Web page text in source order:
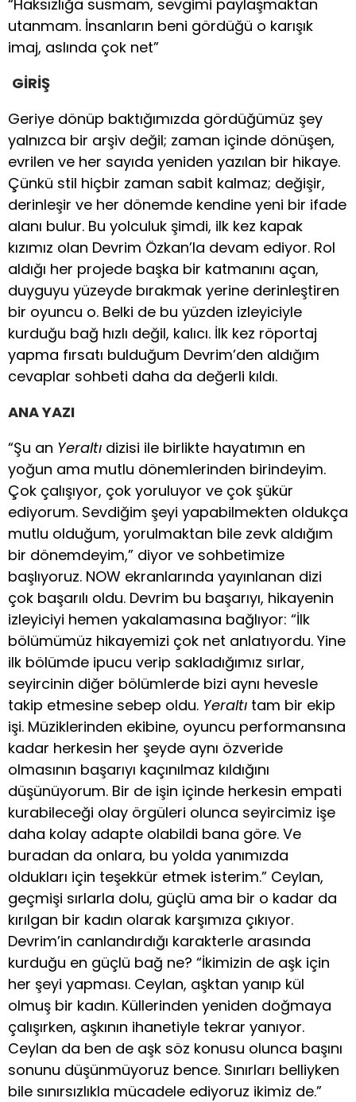
“Haksızlığa susmam, sevgimi paylaşmaktan
utanmam. İnsanların beni gördüğü o karışık
imaj, aslında çok net”
GİRİŞ
Geriye dönüp baktığımızda gördüğümüz şey
yalnızca bir arşiv değil; zaman içinde dönüşen,
evrilen ve her sayıda yeniden yazılan bir hikaye.
Çünkü stil hiçbir zaman sabit kalmaz; değişir,
derinleşir ve her dönemde kendine yeni bir ifade
alanı bulur. Bu yolculuk şimdi, ilk kez kapak
kızımız olan Devrim Özkan’la devam ediyor. Rol
aldığı her projede başka bir katmanını açan,
duyguyu yüzeyde bırakmak yerine derinleştiren
bir oyuncu o. Belki de bu yüzden izleyiciyle
kurduğu bağ hızlı değil, kalıcı. İlk kez röportaj
yapma fırsatı bulduğum Devrim’den aldığım
cevaplar sohbeti daha da değerli kıldı.
ANA YAZI
“Şu an Yeraltı dizisi ile birlikte hayatımın en
yoğun ama mutlu dönemlerinden birindeyim.
Çok çalışıyor, çok yoruluyor ve çok şükür
ediyorum. Sevdiğim şeyi yapabilmekten oldukça
mutlu olduğum, yorulmaktan bile zevk aldığım
bir dönemdeyim,” diyor ve sohbetimize
başlıyoruz. NOW ekranlarında yayınlanan dizi
çok başarılı oldu. Devrim bu başarıyı, hikayenin
izleyiciyi hemen yakalamasına bağlıyor: “İlk
bölümümüz hikayemizi çok net anlatıyordu. Yine
ilk bölümde ipucu verip sakladığımız sırlar,
seyircinin diğer bölümlerde bizi aynı hevesle
takip etmesine sebep oldu. Yeraltı tam bir ekip
işi. Müziklerinden ekibine, oyuncu performansına
kadar herkesin her şeyde aynı özveride
olmasının başarıyı kaçınılmaz kıldığını
düşünüyorum. Bir de işin içinde herkesin empati
kurabileceği olay örgüleri olunca seyircimiz işe
daha kolay adapte olabildi bana göre. Ve
buradan da onlara, bu yolda yanımızda
oldukları için teşekkür etmek isterim.” Ceylan,
geçmişi sırlarla dolu, güçlü ama bir o kadar da
kırılgan bir kadın olarak karşımıza çıkıyor.
Devrim’in canlandırdığı karakterle arasında
kurduğu en güçlü bağ ne? “İkimizin de aşk için
her şeyi yapması. Ceylan, aşktan yanıp kül
olmuş bir kadın. Küllerinden yeniden doğmaya
çalışırken, aşkının ihanetiyle tekrar yanıyor.
Ceylan da ben de aşk söz konusu olunca başını
sonunu düşünmüyoruz bence. Sınırları belliyken
bile sınırsızlıkla mücadele ediyoruz ikimiz de.”